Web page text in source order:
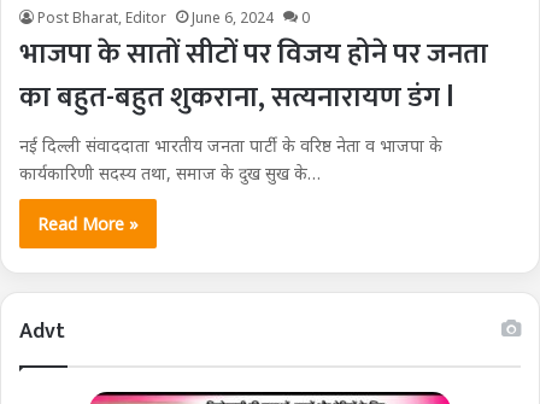
Post Bharat, Editor June 6, 2024 0
भाजपा के सातों सीटों पर विजय होने पर जनता
का बहुत-बहुत शुकराना, सत्यनारायण डंग l
नई दिल्ली संवाददाता भारतीय जनता पार्टी के वरिष्ठ नेता व भाजपा के
कार्यकारिणी सदस्य तथा, समाज के दुख सुख के…
Read More »
Advt